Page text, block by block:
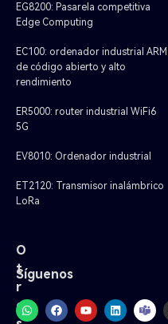
EG8200: Pasarela competitiva
Edge Computing
EC100: ordenador industrial ARM
de código abierto y alto
rendimiento
ER5000: router industrial WiFi6
5G
EV8010: Ordenador industrial
ET2120: Transmisor inalámbrico
LoRa
O
t
r
o
Síguenos